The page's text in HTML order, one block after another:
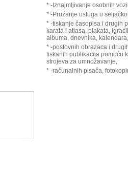
* -Iznajmljivanje osobnih
* -Pružanje usluga u
* -tiskanje časopisa i drugih
karata i atlasa, plakata,
albuma, dnevnika, kalendara,
* -poslovnih obrazaca i
tiskanih publikacija pomoću
strojeva za umnožavanje,
* -računalnih pisača,